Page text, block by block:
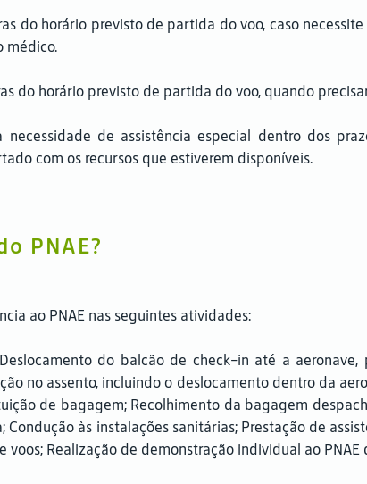
do horário previsto de partida do voo, caso
médico.
do horário previsto de partida do voo, quando
necessidade de assistência especial dentro dos
com os recursos que estiverem disponíveis.
PNAE?
ao PNAE nas seguintes atividades:
do balcão de check-in até a
no assento, incluindo o deslocamento dentro da
de bagagem; Recolhimento da bagagem
Condução às instalações sanitárias; Prestação de
voos; Realização de demonstração individual ao